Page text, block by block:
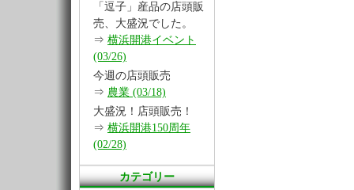
「逗子」産品の店頭販
売、大盛況でした。
⇒ 横浜開港イベント
(03/26)
今週の店頭販売
⇒ 農業 (03/18)
大盛況！店頭販売！
⇒ 横浜開港150周年
(02/28)
カテゴリー